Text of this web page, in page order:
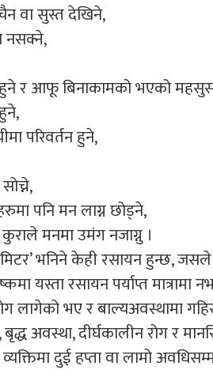
वा सुस्त देखिने,
नसक्ने,
र आफू बिनाकामको भएको
परिवर्तन हुने,
पनि मन लाग्न छोड्ने,
मनमा उमंग नजाग्नु ।
भनिने केही रसायन हुन्छ,
यस्ता रसायन पर्याप्त
लागेको भए र बाल्यअवस्थामा
अवस्था, दीर्घकालीन रोग र
दुई हप्ता वा लामो